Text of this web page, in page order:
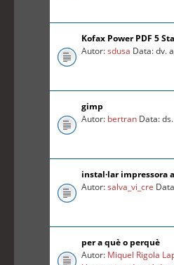
Kofax Power PDF 5
Autor:sdusa Data: dv.
gimp
Autor: bertran Data:
instal·lar impressora
Autor:salva_vi_cre
per a què o perquè
Autor: Miquel Rigola